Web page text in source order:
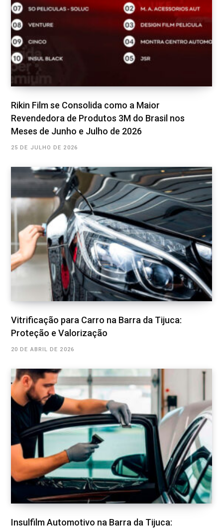
Rikin Film se Consolida como a Maior
Revendedora de Produtos 3M do Brasil nos
Meses de Junho e Julho de 2026
25 DE JULHO DE 2026
Vitrificação para Carro na Barra da Tijuca:
Proteção e Valorização
20 DE ABRIL DE 2026
Insulfilm Automotivo na Barra da Tijuca: